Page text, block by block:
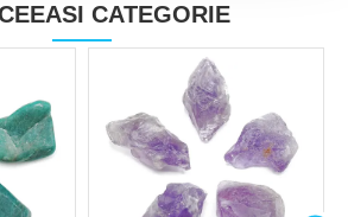
CATEGORIE